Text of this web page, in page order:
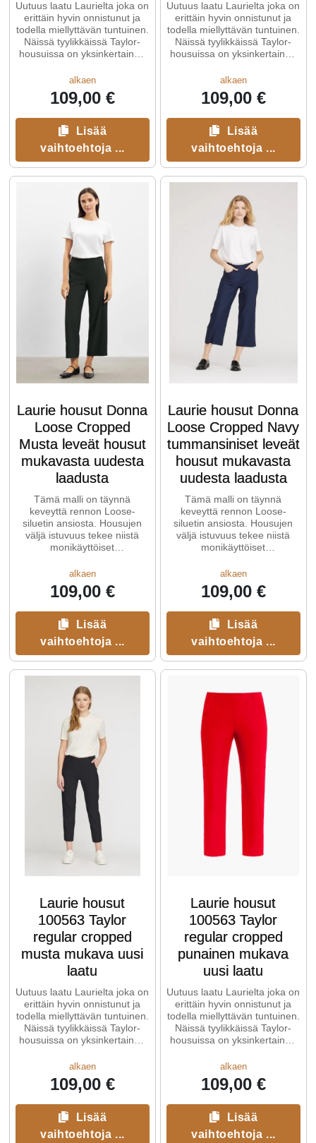
Uutuus laatu Laurielta joka on
erittäin hyvin onnistunut ja
todella miellyttävän tuntuinen.
Näissä tyylikkäissä Taylor-
housuissa on yksinkertainen
alkaen
109,00 €
Lisää
vaihtoehtoja ...
Uutuus laatu Laurielta joka on
erittäin hyvin onnistunut ja
todella miellyttävän tuntuinen.
Näissä tyylikkäissä Taylor-
housuissa on yksinkertainen
alkaen
109,00 €
Lisää
vaihtoehtoja ...
Laurie housut Donna
Loose Cropped
Musta leveät housut
mukavasta uudesta
laadusta
Tämä malli on täynnä
keveyttä rennon Loose-
siluetin ansiosta. Housujen
väljä istuvuus tekee niistä
monikäyttöiset
Donna ...
alkaen
109,00 €
Lisää
vaihtoehtoja ...
Laurie housut Donna
Loose Cropped Navy
tummansiniset leveät
housut mukavasta
uudesta laadusta
Tämä malli on täynnä
keveyttä rennon Loose-
siluetin ansiosta. Housujen
väljä istuvuus tekee niistä
monikäyttöiset
Donna ...
alkaen
109,00 €
Lisää
vaihtoehtoja ...
Laurie housut
100563 Taylor
regular cropped
musta mukava uusi
laatu
Uutuus laatu Laurielta joka on
erittäin hyvin onnistunut ja
todella miellyttävän tuntuinen.
Näissä tyylikkäissä Taylor-
housuissa on yksinkertainen
alkaen
109,00 €
Lisää
vaihtoehtoja ...
Laurie housut
100563 Taylor
regular cropped
punainen mukava
uusi laatu
Uutuus laatu Laurielta joka on
erittäin hyvin onnistunut ja
todella miellyttävän tuntuinen.
Näissä tyylikkäissä Taylor-
housuissa on yksinkertainen
alkaen
109,00 €
Lisää
vaihtoehtoja ...